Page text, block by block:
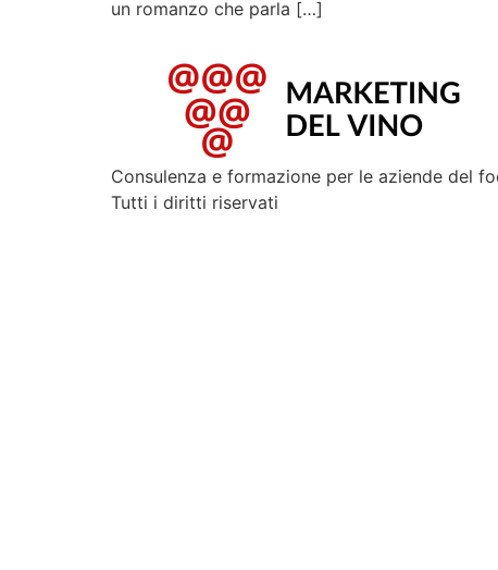
un romanzo che parla […]
Consulenza e formazione per le aziende del
Tutti i diritti riservati